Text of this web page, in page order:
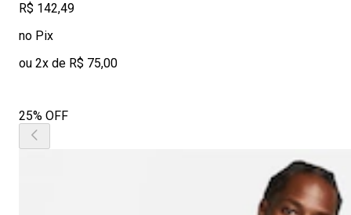
R$ 142,49
no Pix
ou 2x de R$ 75,00
25% OFF